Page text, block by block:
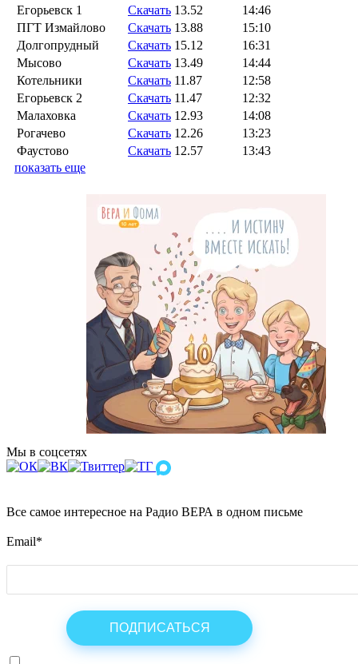
Егорьевск 1
Скачать 13.52
14:46
ПГТ Измайлово
Скачать 13.88
15:10
Долгопрудный
Скачать 15.12
16:31
Мысово
Скачать 13.49
14:44
Котельники
Скачать 11.87
12:58
Егорьевск 2
Скачать 11.47
12:32
Малаховка
Скачать 12.93
14:08
Рогачево
Скачать 12.26
13:23
Фаустово
Скачать 12.57
13:43
показать еще
Мы в соцсетях
Все самое интересное на Радио ВЕРА в одном письме
Email*